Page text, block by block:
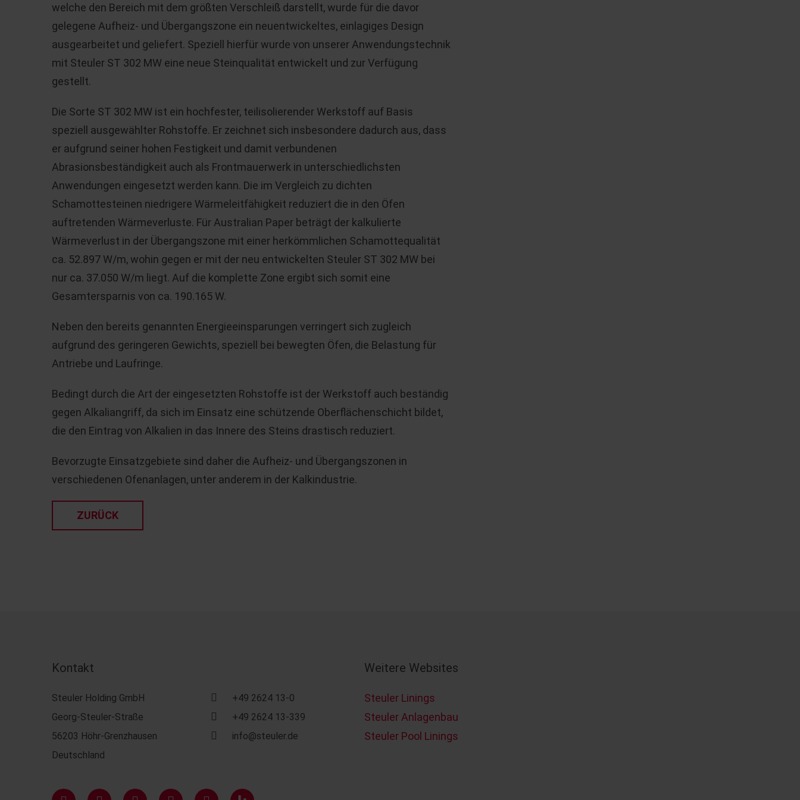
welche den Bereich mit dem größten Verschleiß darstellt, wurde für die davor
gelegene Aufheiz- und Übergangszone ein neuentwickeltes, einlagiges Design
ausgearbeitet und geliefert. Speziell hierfür wurde von unserer Anwendungstechnik
mit Steuler ST 302 MW eine neue Steinqualität entwickelt und zur Verfügung
gestellt.
Die Sorte ST 302 MW ist ein hochfester, teilisolierender Werkstoff auf Basis
speziell ausgewählter Rohstoffe. Er zeichnet sich insbesondere dadurch aus, dass
er aufgrund seiner hohen Festigkeit und damit verbundenen
Abrasionsbeständigkeit auch als Frontmauerwerk in unterschiedlichsten
Anwendungen eingesetzt werden kann. Die im Vergleich zu dichten
Schamottesteinen niedrigere Wärmeleitfähigkeit reduziert die in den Öfen
auftretenden Wärmeverluste. Für Australian Paper beträgt der kalkulierte
Wärmeverlust in der Übergangszone mit einer herkömmlichen Schamottequalität
ca. 52.897 W/m, wohin gegen er mit der neu entwickelten Steuler ST 302 MW bei
nur ca. 37.050 W/m liegt. Auf die komplette Zone ergibt sich somit eine
Gesamtersparnis von ca. 190.165 W.
Neben den bereits genannten Energieeinsparungen verringert sich zugleich
aufgrund des geringeren Gewichts, speziell bei bewegten Öfen, die Belastung für
Antriebe und Laufringe.
Bedingt durch die Art der eingesetzten Rohstoffe ist der Werkstoff auch beständig
gegen Alkaliangriff, da sich im Einsatz eine schützende Oberflächenschicht bildet,
die den Eintrag von Alkalien in das Innere des Steins drastisch reduziert.
Bevorzugte Einsatzgebiete sind daher die Aufheiz- und Übergangszonen in
verschiedenen Ofenanlagen, unter anderem in der Kalkindustrie.
ZURÜCK
Kontakt
Steuler Holding GmbH
Georg-Steuler-Straße
56203 Höhr-Grenzhausen
Deutschland
+49 2624 13-0
+49 2624 13-339
info@steuler.de
Weitere Websites
Steuler Linings
Steuler Anlagenbau
Steuler Pool Linings